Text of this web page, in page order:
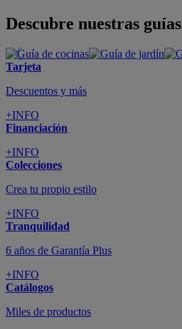
Descubre nuestras guías
Tarjeta
Descuentos y más
+INFO
Financiación
+INFO
Colecciones
Crea tu propio estilo
+INFO
Tranquilidad
6 años de Garantía Plus
+INFO
Catálogos
Miles de productos